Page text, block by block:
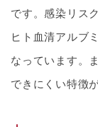
です。感染リス
ヒト血清アルブ
なっています。
できにくい特徴